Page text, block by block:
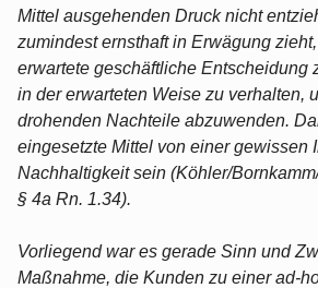
Mittel ausgehenden Druck nicht
zumindest ernsthaft in Erwägung
erwartete geschäftliche Entscheidung
in der erwarteten Weise zu verhalten,
drohenden Nachteile abzuwenden.
eingesetzte Mittel von einer gewissen
Nachhaltigkeit sein (Köhler/
§ 4a Rn. 1.34).
Vorliegend war es gerade Sinn und
Maßnahme, die Kunden zu einer ad-